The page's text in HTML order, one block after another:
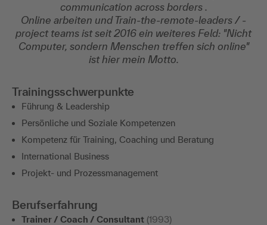
communication across borders .
Online arbeiten und Train-the-remote-leaders / -
project teams ist seit 2016 ein weiteres Feld: "Nicht
Computer, sondern Menschen treffen sich online"
ist hier mein Motto.
Trainingsschwerpunkte
Führung & Leadership
Persönliche und Soziale Kompetenzen
Kompetenz für Training, Coaching und Beratung
International Business
Projekt- und Prozessmanagement
Berufserfahrung
Trainer / Coach / Consultant (1993)